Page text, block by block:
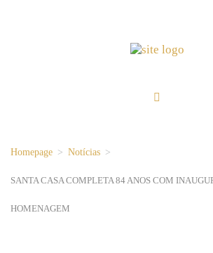
Homepage > Notícias >
SANTA CASA COMPLETA 84 ANOS COM
HOMENAGEM